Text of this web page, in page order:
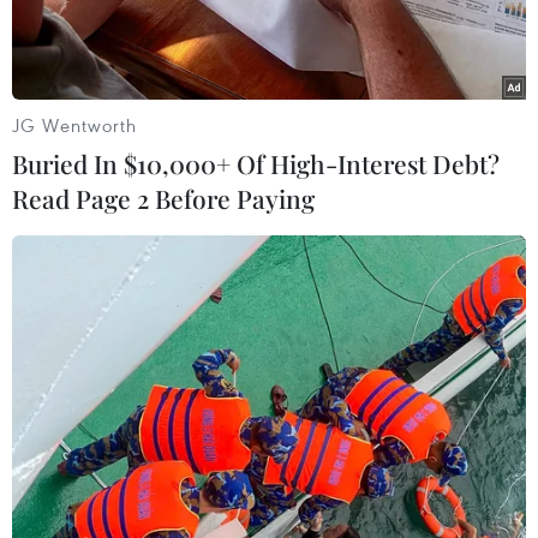
Bộ phận một cửa tại Ủy ban nhân dân phường Bạch Mai, quận
Hai Bà Trưng giải quyết thủ tục hành chính cho người dân. (Ảnh:
Xuân Quảng/Vietnam+)
Phó Chủ tịch Thường trực Ủy ban Nhân dân
thành phố Hà Nội Lê Hồng Sơn vừa ký ban hành
JG Wentworth
Buried In $10,000+ Of High-Interest Debt?
Read Page 2 Before Paying